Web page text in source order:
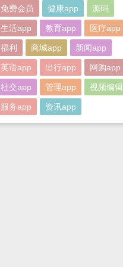
免费会员 健康app 源码
生活app 教育app 医疗app
福利 商城app 新闻app
英语app 出行app 网购app
社交app 管理app 视频编辑
服务app 资讯app